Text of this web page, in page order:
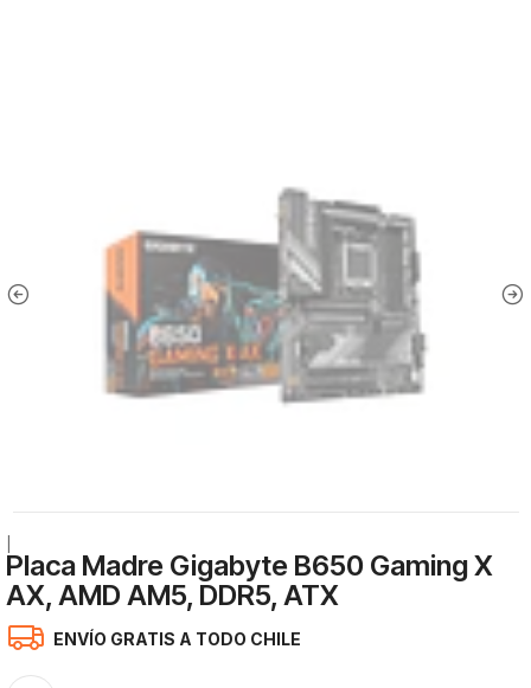
Placa Madre Gigabyte B650 Gaming X
AX, AMD AM5, DDR5, ATX
ENVÍO GRATIS A TODO CHILE